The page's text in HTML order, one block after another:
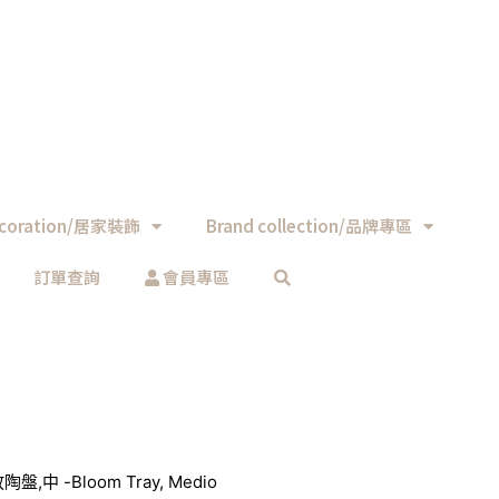
居家裝飾 Brand collection/品牌專區
訂單查詢 會員專區
陶盤,中 -Bloom Tray, Medio